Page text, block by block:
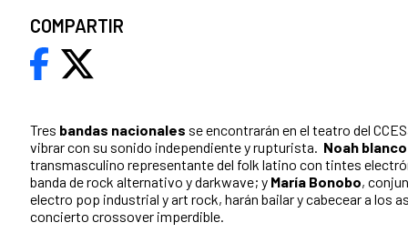
Tres bandas nacionales se encontrarán en el teatro del
vibrar con su sonido independiente y rupturista. Noah blanco
transmasculino representante del folk latino con tintes
banda de rock alternativo y darkwave; y María Bonobo,
electro pop industrial y art rock, harán bailar y cabecear a los
concierto crossover imperdible.
COMPARTIR